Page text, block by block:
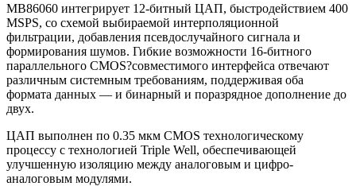
MB86060 интегрирует 12-битный ЦАП, быстродействием 400
MSPS, со схемой выбираемой интерполяционной
фильтрации, добавления псевдослучайного сигнала и
формирования шумов. Гибкие возможности 16-битного
параллельного CMOS?совместимого интерфейса отвечают
различным системным требованиям, поддерживая оба
формата данных — и бинарный и поразрядное дополнение до
двух.
ЦАП выполнен по 0.35 мкм CMOS технологическому
процессу с технологией Triple Well, обеспечивающей
улучшенную изоляцию между аналоговым и цифро-
аналоговым модулями.